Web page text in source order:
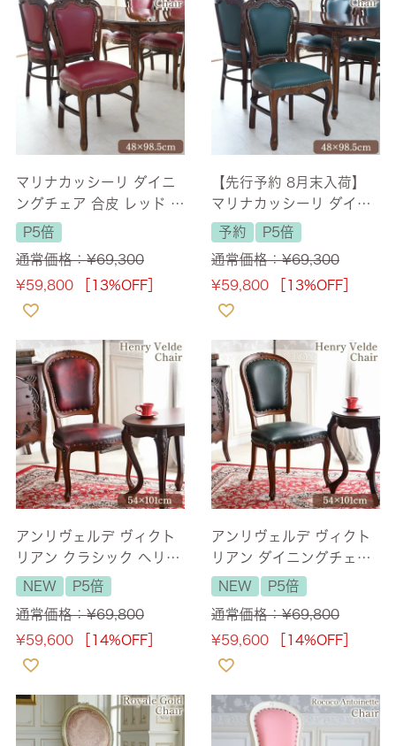
マリナカッシーリ ダイニ
ングチェア 合皮 レッド 幅
48cm 【送料無料】
P5倍
通常価格：¥69,300
¥59,800 ［13%OFF］
【先行予約 8月末入荷】
マリナカッシーリ ダイニ
ングチェア 合皮 グリーン
幅48cm 【送料無料】
予約
P5倍
通常価格：¥69,300
¥59,800 ［13%OFF］
アンリヴェルデ ヴィクト
リアン クラシック ヘリテ
ージワイン ダイニングチ
ェア 【送料無料】
NEW
P5倍
通常価格：¥69,800
¥59,600 ［14%OFF］
アンリヴェルデ ヴィクト
リアン ダイニングチェア
フォレストグリーン ブラ
ウン 【送料無料】
NEW
P5倍
通常価格：¥69,800
¥59,600 ［14%OFF］